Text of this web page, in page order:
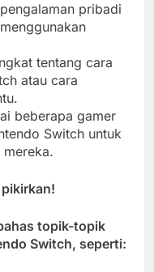
pribadi
tentang cara
atau cara
beberapa gamer
Switch untuk
topik-topik
Switch, seperti: